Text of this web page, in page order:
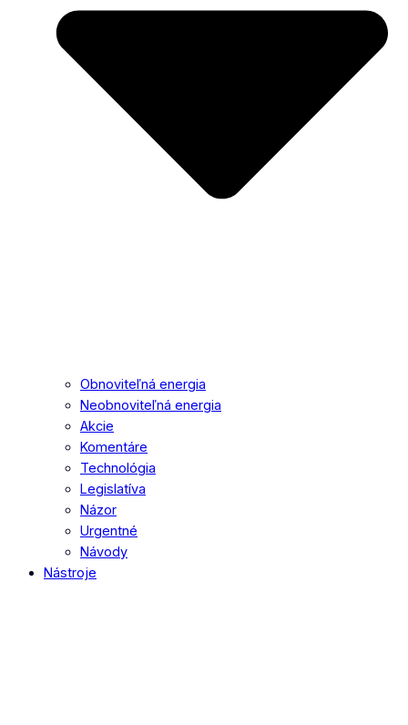
Obnoviteľná energia
Neobnoviteľná energia
Akcie
Komentáre
Technológia
Legislatíva
Názor
Urgentné
Návody
Nástroje